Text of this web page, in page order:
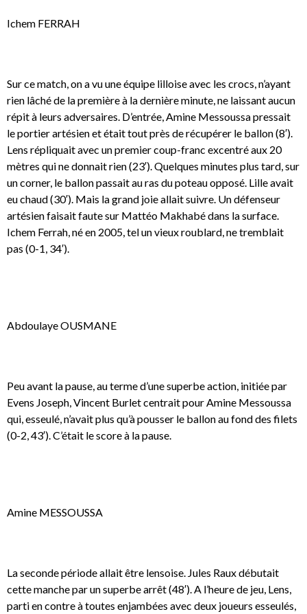
Ichem FERRAH
Sur ce match, on a vu une équipe lilloise avec les crocs, n’ayant
rien lâché de la première à la dernière minute, ne laissant aucun
répit à leurs adversaires. D’entrée, Amine Messoussa pressait
le portier artésien et était tout près de récupérer le ballon (8′).
Lens répliquait avec un premier coup-franc excentré aux 20
mètres qui ne donnait rien (23′). Quelques minutes plus tard, sur
un corner, le ballon passait au ras du poteau opposé. Lille avait
eu chaud (30′). Mais la grand joie allait suivre. Un défenseur
artésien faisait faute sur Mattéo Makhabé dans la surface.
Ichem Ferrah, né en 2005, tel un vieux roublard, ne tremblait
pas (0-1, 34′).
Abdoulaye OUSMANE
Peu avant la pause, au terme d’une superbe action, initiée par
Evens Joseph, Vincent Burlet centrait pour Amine Messoussa
qui, esseulé, n’avait plus qu’à pousser le ballon au fond des filets
(0-2, 43′). C’était le score à la pause.
Amine MESSOUSSA
La seconde période allait être lensoise. Jules Raux débutait
cette manche par un superbe arrêt (48′). A l’heure de jeu, Lens,
parti en contre à toutes enjambées avec deux joueurs esseulés,